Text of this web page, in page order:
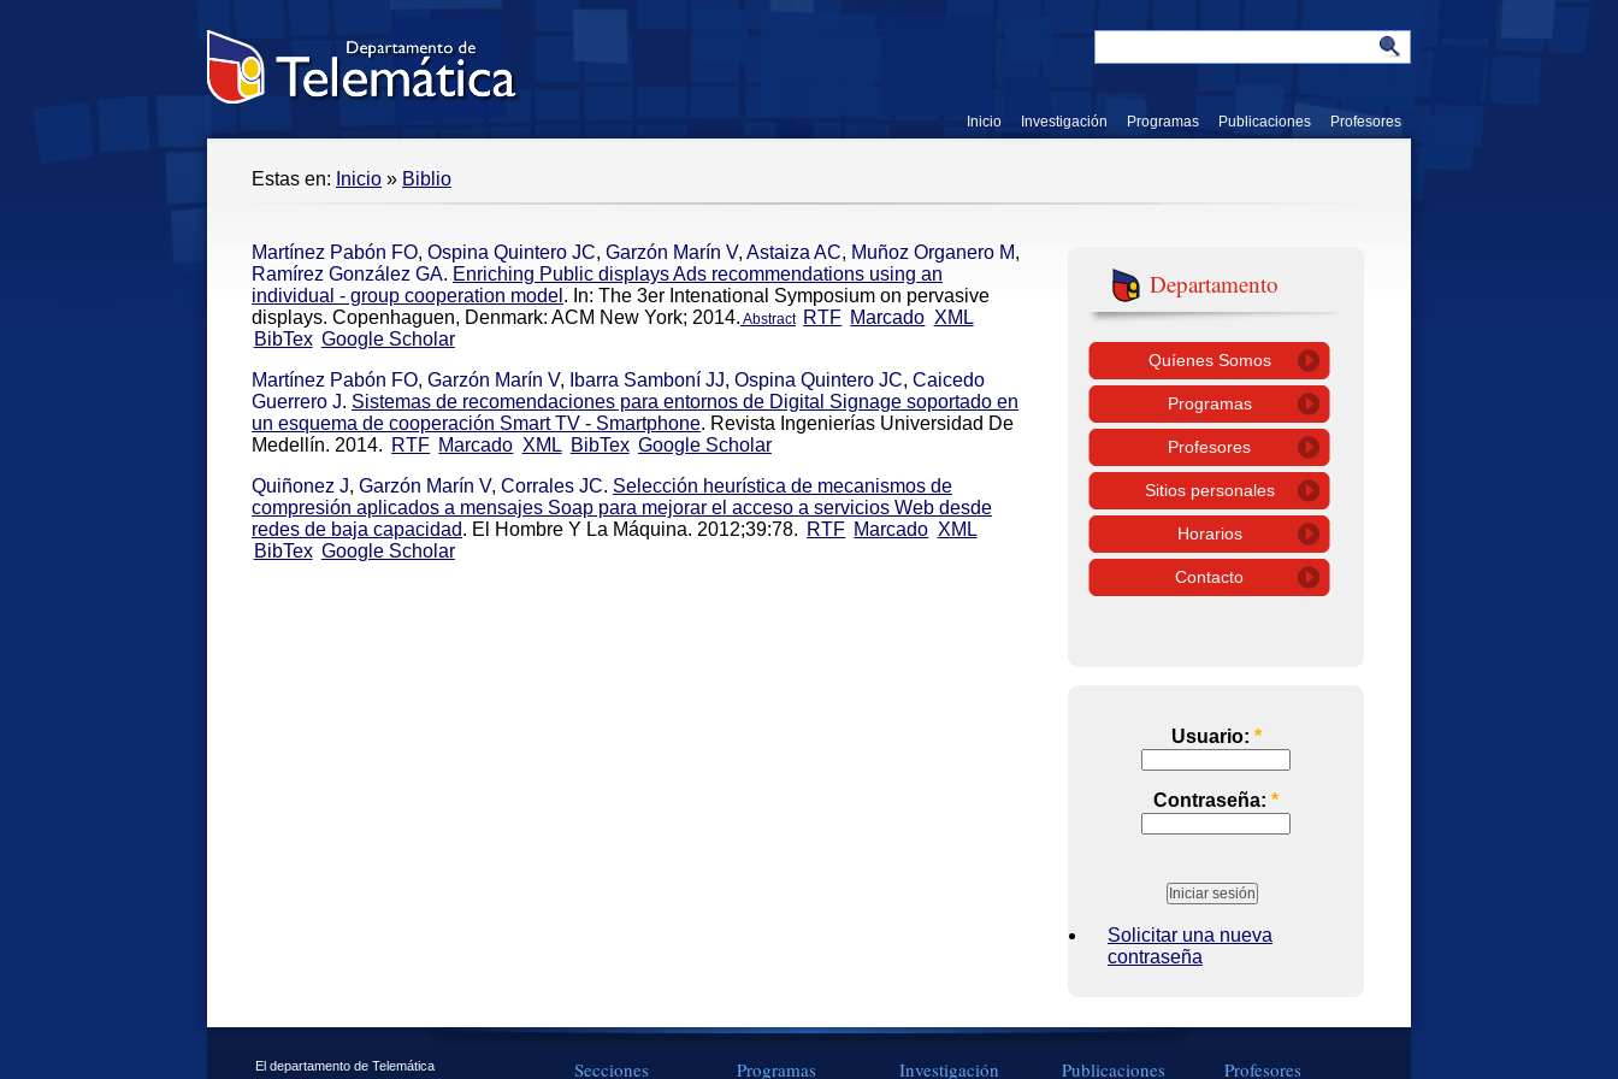
Inicio Investigación Programas Publicaciones Profesores
Estas en: Inicio » Biblio
Martínez Pabón FO, Ospina Quintero JC, Garzón Marín V, Astaiza AC, Muñoz Organero M,
Ramírez González GA. Enriching Public displays Ads recommendations using an
individual - group cooperation model . In: The 3er Intenational Symposium on pervasive
displays. Copenhaguen, Denmark: ACM New York; 2014. Abstract RTF Marcado XML
BibTex Google Scholar
Martínez Pabón FO, Garzón Marín V, Ibarra Samboní JJ, Ospina Quintero JC, Caicedo
Guerrero J. Sistemas de recomendaciones para entornos de Digital Signage soportado en
un esquema de cooperación Smart TV - Smartphone. Revista Ingenierías Universidad De
Medellín. 2014. RTF Marcado XML BibTex Google Scholar
Quiñonez J, Garzón Marín V, Corrales JC. Selección heurística de mecanismos de
compresión aplicados a mensajes Soap para mejorar el acceso a servicios Web desde
redes de baja capacidad. El Hombre Y La Máquina. 2012;39:78. RTF Marcado XML
BibTex Google Scholar
Departamento
Quíenes Somos
Programas
Profesores
Sitios personales
Horarios
Contacto
Usuario: *
Contraseña: *
Solicitar una nueva
contraseña
El departamento de Telemática
Secciones Programas Investigación Publicaciones Profesores